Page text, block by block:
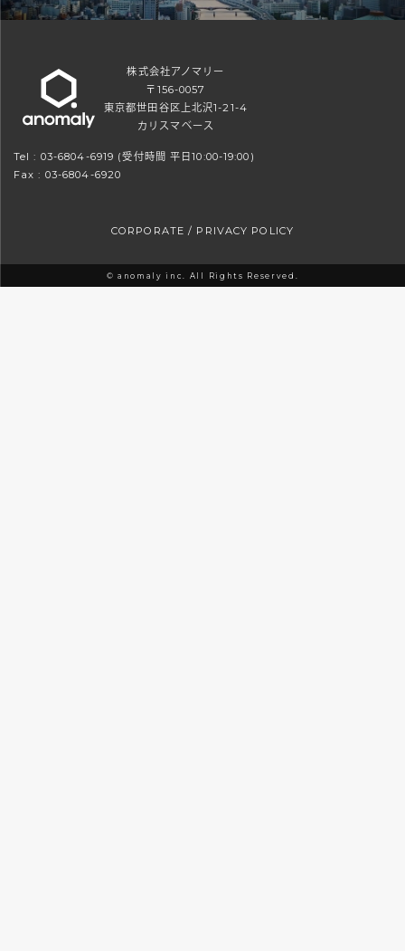
株式会社アノマリー
〒156-0057
東京都世田谷区上北沢1-21-4
カリスマベース
Tel : 03-6804-6919 (受付時間 平日10:00-19:00)
Fax : 03-6804-6920
CORPORATE / PRIVACY POLICY
© anomaly inc. All Rights Reserved.